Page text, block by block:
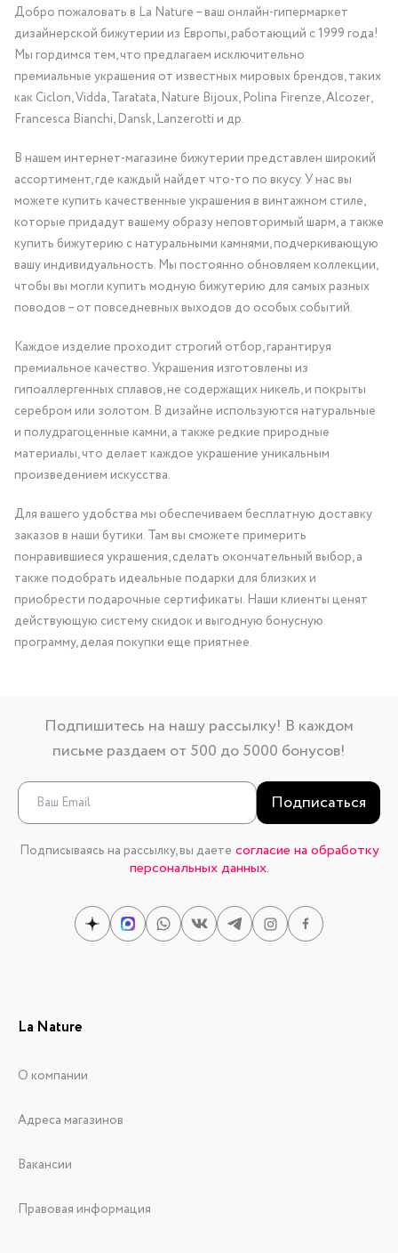
Добро пожаловать в La Nature – ваш онлайн-гипермаркет
дизайнерской бижутерии из Европы, работающий с 1999 года!
Мы гордимся тем, что предлагаем исключительно
премиальные украшения от известных мировых брендов, таких
как Ciclon, Vidda, Taratata, Nature Bijoux, Polina Firenze, Alcozer,
Francesca Bianchi, Dansk, Lanzerotti и др.
В нашем интернет-магазине бижутерии представлен широкий
ассортимент, где каждый найдет что-то по вкусу. У нас вы
можете купить качественные украшения в винтажном стиле,
которые придадут вашему образу неповторимый шарм, а также
купить бижутерию с натуральными камнями, подчеркивающую
вашу индивидуальность. Мы постоянно обновляем коллекции,
чтобы вы могли купить модную бижутерию для самых разных
поводов – от повседневных выходов до особых событий.
Каждое изделие проходит строгий отбор, гарантируя
премиальное качество. Украшения изготовлены из
гипоаллергенных сплавов, не содержащих никель, и покрыты
серебром или золотом. В дизайне используются натуральные
и полудрагоценные камни, а также редкие природные
материалы, что делает каждое украшение уникальным
произведением искусства.
Для вашего удобства мы обеспечиваем бесплатную доставку
заказов в наши бутики. Там вы сможете примерить
понравившиеся украшения, сделать окончательный выбор, а
также подобрать идеальные подарки для близких и
приобрести подарочные сертификаты. Наши клиенты ценят
действующую систему скидок и выгодную бонусную
программу, делая покупки еще приятнее.
Подпишитесь на нашу рассылку! В каждом
письме раздаем от 500 до 5000 бонусов!
Подписаться
Подписываясь на рассылку, вы даете согласие на обработку
персональных данных.
La Nature
О компании
Адреса магазинов
Вакансии
Правовая информация